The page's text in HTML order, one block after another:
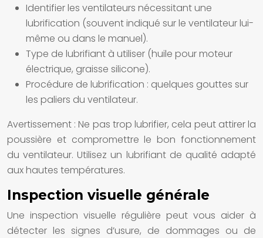
Identifier les ventilateurs nécessitant une
lubrification (souvent indiqué sur le ventilateur lui-
même ou dans le manuel).
Type de lubrifiant à utiliser (huile pour moteur
électrique, graisse silicone).
Procédure de lubrification : quelques gouttes sur
les paliers du ventilateur.
Avertissement : Ne pas trop lubrifier, cela peut attirer la
poussière et compromettre le bon fonctionnement
du ventilateur. Utilisez un lubrifiant de qualité adapté
aux hautes températures.
Inspection visuelle générale
Une inspection visuelle régulière peut vous aider à
détecter les signes d’usure, de dommages ou de